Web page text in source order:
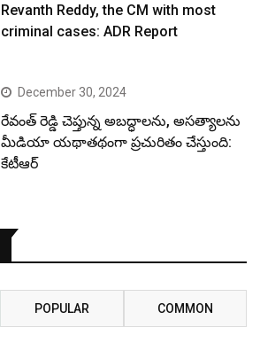
Revanth Reddy, the CM with most
criminal cases: ADR Report
December 30, 2024
రేవంత్ రెడ్డి చెప్తున్న అబద్ధాలను, అసత్యాలను
మీడియా యథాతథంగా ప్రచురితం చేస్తుంది:
కేటీఆర్
POPULAR COMMON